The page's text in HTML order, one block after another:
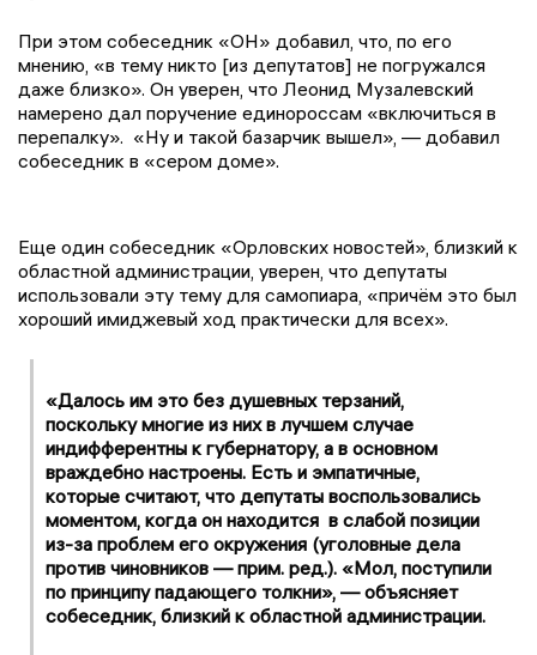
При этом собеседник «ОН» добавил, что, по его
мнению, «в тему никто [из депутатов] не погружался
даже близко». Он уверен, что Леонид Музалевский
намерено дал поручение единороссам «включиться в
перепалку». «Ну и такой базарчик вышел», — добавил
собеседник в «сером доме».
Еще один собеседник «Орловских новостей», близкий к
областной администрации, уверен, что депутаты
использовали эту тему для самопиара, «причём это был
хороший имиджевый ход практически для всех».
«Далось им это без душевных терзаний,
поскольку многие из них в лучшем случае
индифферентны к губернатору, а в основном
враждебно настроены. Есть и эмпатичные,
которые считают, что депутаты воспользовались
моментом, когда он находится в слабой позиции
из-за проблем его окружения (уголовные дела
против чиновников — прим. ред.). «Мол, поступили
по принципу падающего толкни», — объясняет
собеседник, близкий к областной администрации.